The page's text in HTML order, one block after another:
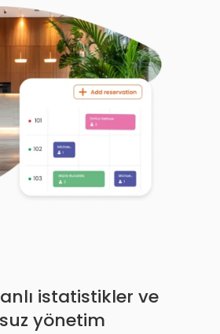
istatistikler ve
yönetim